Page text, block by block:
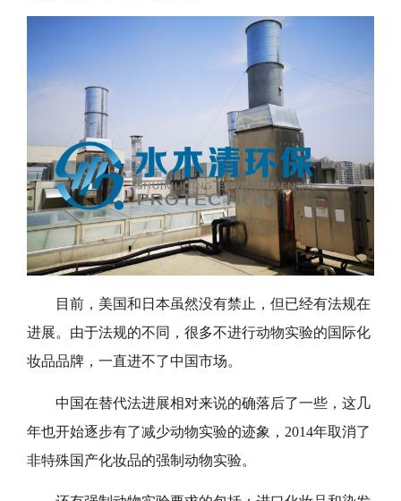
目前，美国和日本虽然没有禁止，但已经有法规在
进展。由于法规的不同，很多不进行动物实验的国际化
妆品品牌，一直进不了中国市场。
中国在替代法进展相对来说的确落后了一些，这几
年也开始逐步有了减少动物实验的迹象， 2014年取消了
非特殊国产化妆品的强制动物实验。